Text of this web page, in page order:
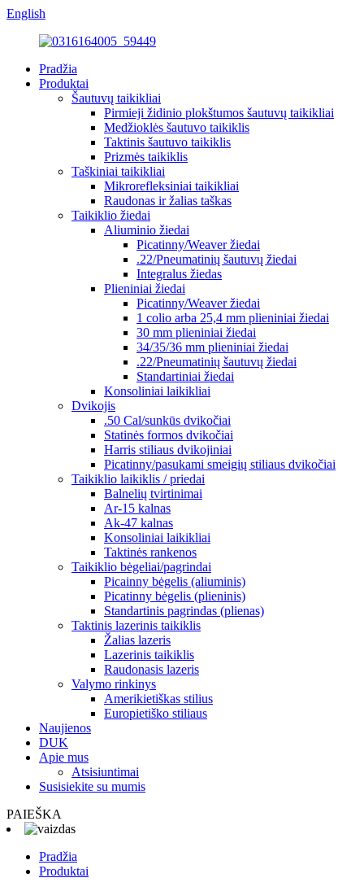
English
Pradžia
Produktai
Šautuvų taikikliai
Pirmieji židinio plokštumos šautuvų taikikliai
Medžioklės šautuvo taikiklis
Taktinis šautuvo taikiklis
Prizmės taikiklis
Taškiniai taikikliai
Mikrorefleksiniai taikikliai
Raudonas ir žalias taškas
Taikiklio žiedai
Aliuminio žiedai
Picatinny/Weaver žiedai
.22/Pneumatinių šautuvų žiedai
Integralus žiedas
Plieniniai žiedai
Picatinny/Weaver žiedai
1 colio arba 25,4 mm plieniniai žiedai
30 mm plieniniai žiedai
34/35/36 mm plieniniai žiedai
.22/Pneumatinių šautuvų žiedai
Standartiniai žiedai
Konsoliniai laikikliai
Dvikojis
.50 Cal/sunkūs dvikočiai
Statinės formos dvikočiai
Harris stiliaus dvikojiniai
Picatinny/pasukami smeigių stiliaus dvikočiai
Taikiklio laikiklis / priedai
Balnelių tvirtinimai
Ar-15 kalnas
Ak-47 kalnas
Konsoliniai laikikliai
Taktinės rankenos
Taikiklio bėgeliai/pagrindai
Picainny bėgelis (aliuminis)
Picatinny bėgelis (plieninis)
Standartinis pagrindas (plienas)
Taktinis lazerinis taikiklis
Žalias lazeris
Lazerinis taikiklis
Raudonasis lazeris
Valymo rinkinys
Amerikietiškas stilius
Europietiško stiliaus
Naujienos
DUK
Apie mus
Atsisiuntimai
Susisiekite su mumis
PAIEŠKA
Pradžia
Produktai